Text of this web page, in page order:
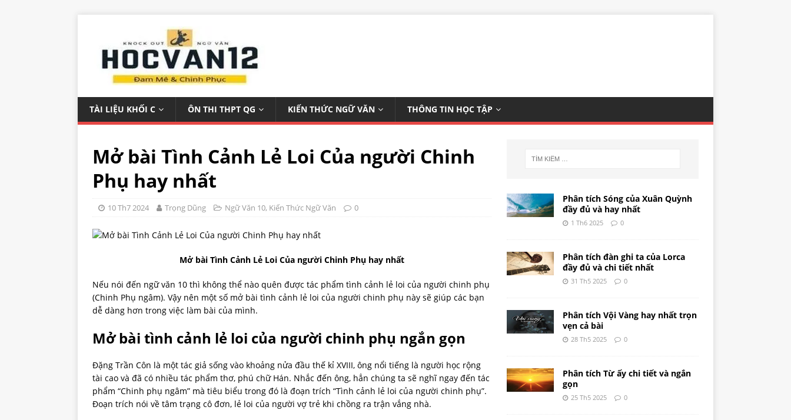
TÀI LIỆU KHỐI C ÔN THI THPT QG KIẾN THỨC NGỮ VĂN THÔNG TIN HỌC TẬP
Mở bài Tình Cảnh Lẻ Loi Của người Chinh
Phụ hay nhất
10 Th7 2024 Trọng Dũng Ngữ Văn 10, Kiến Thức Ngữ Văn 0
Mở bài Tình Cảnh Lẻ Loi Của người Chinh Phụ hay nhất
Nếu nói đến ngữ văn 10 thì không thể nào quên được tác phẩm tình cảnh lẻ loi của người chinh phụ
(Chinh Phụ ngâm). Vậy nên một số mở bài tình cảnh lẻ loi của người chinh phụ này sẽ giúp các bạn
dễ dàng hơn trong việc làm bài của mình.
Mở bài tình cảnh lẻ loi của người chinh phụ ngắn gọn
Đặng Trần Côn là một tác giả sống vào khoảng nửa đầu thế kỉ XVIII, ông nổi tiếng là người học rộng
tài cao và đã có nhiều tác phẩm thơ, phú chữ Hán. Nhắc đến ông, hẳn chúng ta sẽ nghĩ ngay đến tác
phẩm “Chinh phụ ngâm” mà tiêu biểu trong đó là đoạn trích “Tình cảnh lẻ loi của người chinh phụ”.
Đoạn trích nói về tâm trạng cô đơn, lẻ loi của người vợ trẻ khi chồng ra trận vắng nhà.
Phân tích Sóng của Xuân Quỳnh
đầy đủ và hay nhất
1 Th6 2025 0
Phân tích đàn ghi ta của Lorca
đầy đủ và chi tiết nhất
31 Th5 2025 0
Phân tích Vội Vàng hay nhất trọn
vẹn cả bài
28 Th5 2025 0
Phân tích Từ ấy chi tiết và ngắn
gọn
25 Th5 2025 0